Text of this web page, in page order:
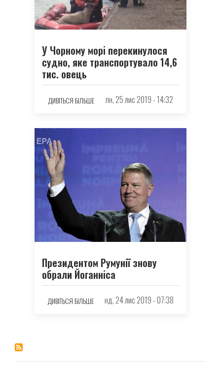
У Чорному морі перекинулося
судно, яке транспортувало 14,6
тис. овець
ДИВІТЬСЯ БІЛЬШЕ пн, 25 лис 2019 - 14:32
Президентом Румунії знову
обрали Йоганніса
ДИВІТЬСЯ БІЛЬШЕ нд, 24 лис 2019 - 07:38